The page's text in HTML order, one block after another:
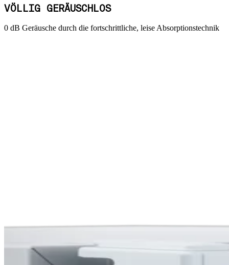
VÖLLIG GERÄUSCHLOS
0 dB Geräusche durch die fortschrittliche, leise Absorptionstechnik